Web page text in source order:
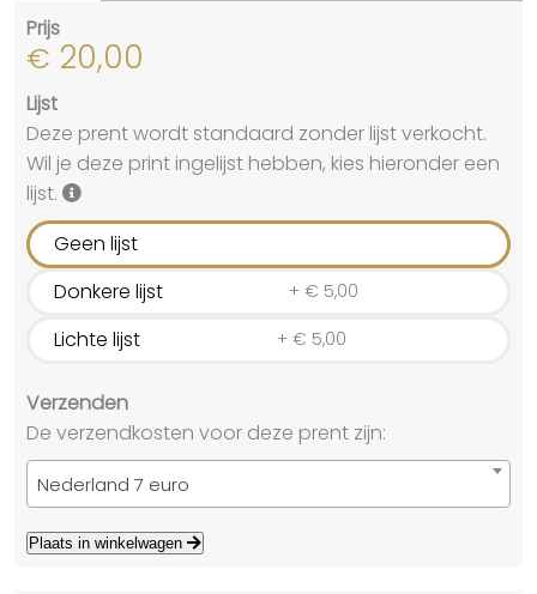
Prijs
€ 20,00
Lijst
Deze prent wordt standaard zonder lijst verkocht.
Wil je deze print ingelijst hebben, kies hieronder een
lijst.
Geen lijst
Donkere lijst
+ € 5,00
Lichte lijst + € 5,00
Verzenden
De verzendkosten voor deze prent zijn:
Nederland 7 euro
Plaats in winkelwagen